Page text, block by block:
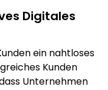
Digitales
ein nahtloses
Kunden
Unternehmen